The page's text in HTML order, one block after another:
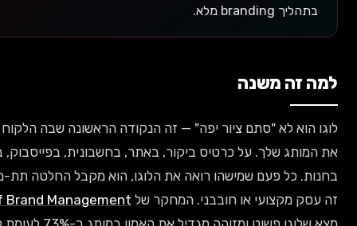
משנה
לא "סתם ציור יפה" — זה הנקודה הראשונה שבה הלקוח שלך פוגש
שלך. על כרטיס ביקור, באתר, בחשבונית, בפייסבוק, בשלט
פעם שמישהו רואה את הלוגו, הוא מקבל החלטה תת-מודעת אם
או חובבני. המחקר של Journal of Brand Management